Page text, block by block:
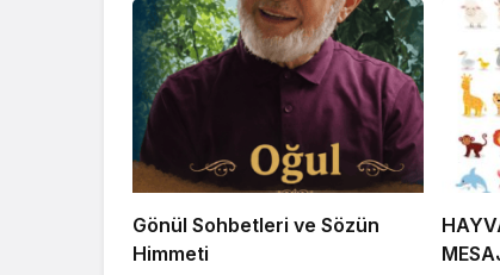
Gönül Sohbetleri ve Sözün
Himmeti